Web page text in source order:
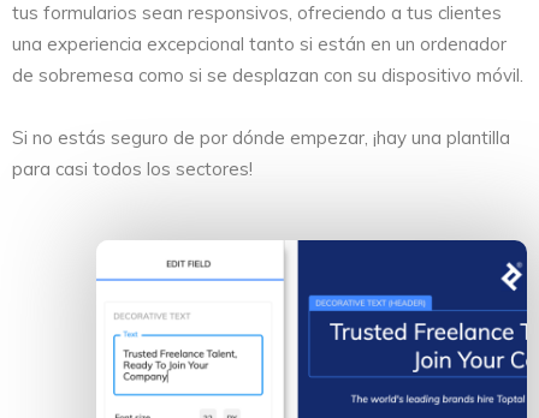
tus formularios sean responsivos, ofreciendo a tus clientes
una experiencia excepcional tanto si están en un ordenador
de sobremesa como si se desplazan con su dispositivo móvil.
Si no estás seguro de por dónde empezar, ¡hay una plantilla
para casi todos los sectores!